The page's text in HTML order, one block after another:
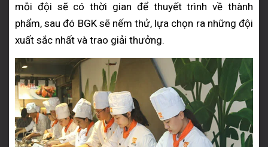
mỗi đội sẽ có thời gian để thuyết trình về thành
phẩm, sau đó BGK sẽ nếm thử, lựa chọn ra những đội
xuất sắc nhất và trao giải thưởng.